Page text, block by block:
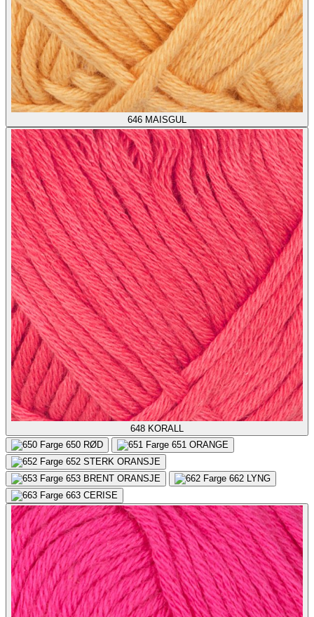
646 MAISGUL
648 KORALL
650 RØD 651 ORANGE
652 STERK ORANSJE
653 BRENT ORANSJE 662 LYNG
663 CERISE